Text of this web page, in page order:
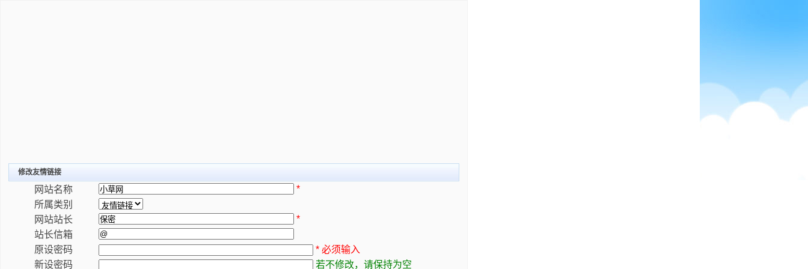
修改友情链接
网站名称
*
所属类别
网站站长
*
站长信箱
原设密码
* 必须输入
新设密码
若不修改，请保持为空